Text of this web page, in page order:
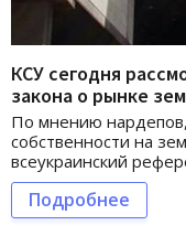
КСУ сегодня
закона о рынке
По мнению
собственности на
всеукраинский
Подробнее